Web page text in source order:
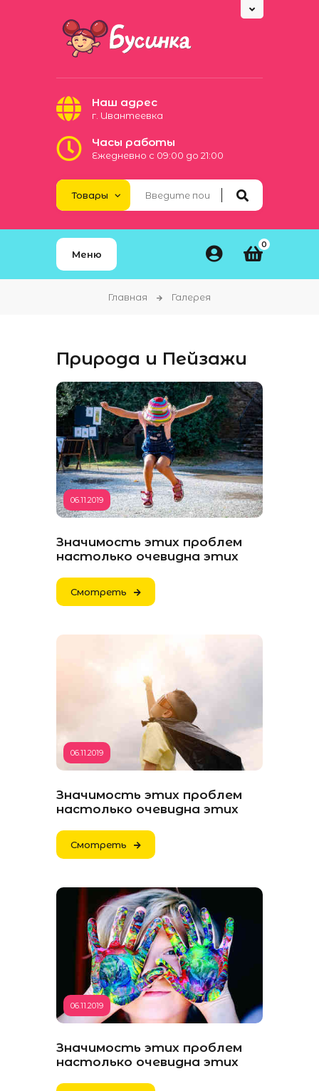
Наш адрес
г. Ивантеевка
Часы работы
Ежедневно с 09:00 до 21:00

Меню
0
Главная Галерея
Природа и Пейзажи
06.11.2019
Значимость этих проблем
настолько очевидна этих
Смотреть
06.11.2019
Значимость этих проблем
настолько очевидна этих
Смотреть
06.11.2019
Значимость этих проблем
настолько очевидна этих